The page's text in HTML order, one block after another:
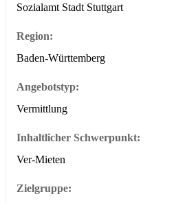
Sozialamt Stadt Stuttgart
Region:
Baden-Württemberg
Angebotstyp:
Vermittlung
Inhaltlicher Schwerpunkt:
Ver-Mieten
Zielgruppe: